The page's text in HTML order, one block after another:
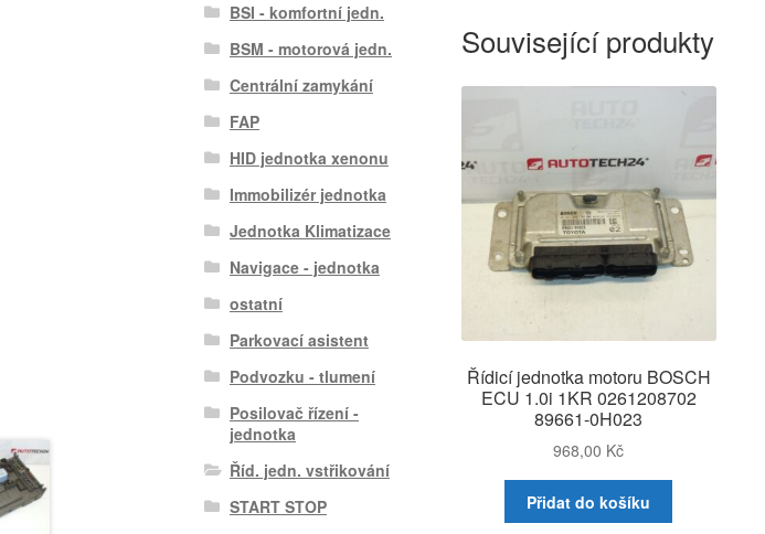
Související produkty
Řídicí jednotka motoru BOSCH
ECU 1.0i 1KR 0261208702
89661-0H023
968,00 Kč
Přidat do košíku
BSI - komfortní jedn.
BSM - motorová jedn.
Centrální zamykání
FAP
HID jednotka xenonu
Immobilizér jednotka
Jednotka Klimatizace
Navigace - jednotka
ostatní
Parkovací asistent
Podvozku - tlumení
Posilovač řízení -
jednotka
Říd. jedn. vstřikování
START STOP